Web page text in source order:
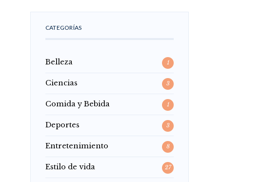
CATEGORÍAS
Belleza 1
Ciencias 3
Comida y Bebida 1
Deportes 3
Entretenimiento 8
Estilo de vida 27